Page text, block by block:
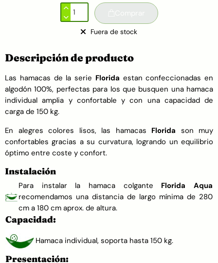
Fuera de stock
Descripción de producto
Las hamacas de la serie Florida estan confeccionadas en
algodón 100%, perfectas para los que busquen una hamaca
individual amplia y confortable y con una capacidad de
carga de 150 kg.
En alegres colores lisos, las hamacas Florida son muy
confortables gracias a su curvatura, logrando un equilibrio
óptimo entre coste y confort.
Instalación
Para instalar la hamaca colgante Florida Aqua
recomendamos una distancia de largo mínima de 280
cm a 180 cm aprox. de altura.
Capacidad:
Hamaca individual, soporta hasta 150 kg.
Presentación: